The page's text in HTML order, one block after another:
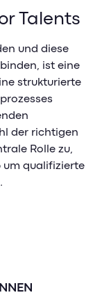
Talents
und diese
ist eine
strukturierte
der richtigen
Rolle zu,
um qualifizierte